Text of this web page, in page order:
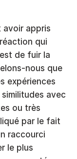
avoir appris
qui
de fuir la
nous que
expériences
avec
ou très
par le fait
raccourci
le plus